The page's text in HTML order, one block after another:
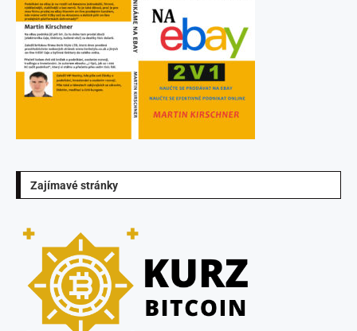
Zajímavé stránky